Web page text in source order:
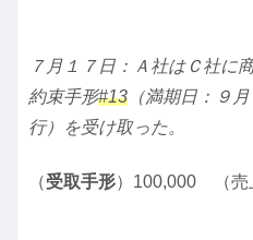
７月１７日：Ａ社はＣ社に
約束手形#13 （満期日：９
行）を受け取った。
（受取手形）100,000 （売